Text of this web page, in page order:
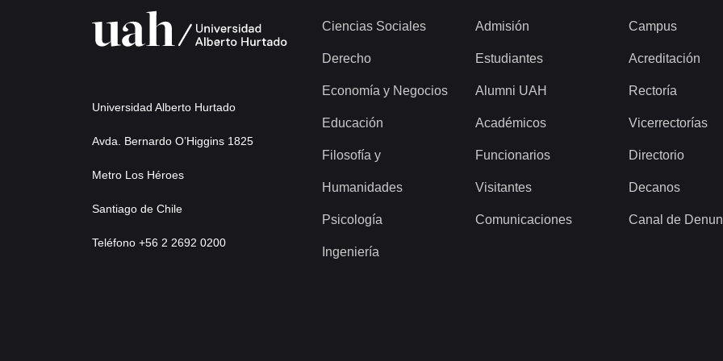
Universidad Alberto Hurtado
Avda. Bernardo O’Higgins 1825
Metro Los Héroes
Santiago de Chile
Teléfono +56 2 2692 0200
Ciencias Sociales
Derecho
Economía y Negocios
Educación
Filosofía y
Humanidades
Psicología
Ingeniería
Admisión
Estudiantes
Alumni UAH
Académicos
Funcionarios
Visitantes
Comunicaciones
Campus
Acreditación
Rectoría
Vicerrectorías
Directorio
Decanos
Canal de